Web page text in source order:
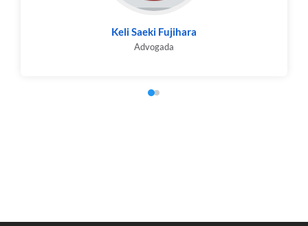
Keli Saeki Fujihara
Advogada